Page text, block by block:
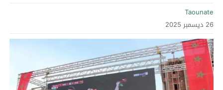
Taounate
26 ديسمبر 2025